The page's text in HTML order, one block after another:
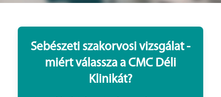
Sebészeti szakorvosi vizsgálat -
miért válassza a CMC Déli
Klinikát?